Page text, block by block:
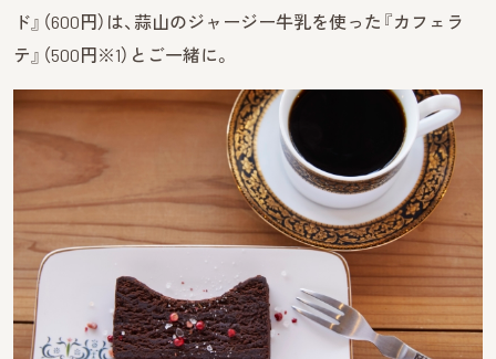
ド』（600円）は、蒜山のジャージー牛乳を使った『カフェラ
テ』（500円※1）とご一緒に。